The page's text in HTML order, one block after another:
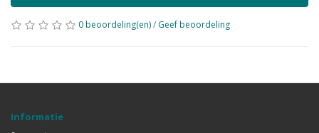
0 beoordeling(en)/ Geef beoordeling
Informatie